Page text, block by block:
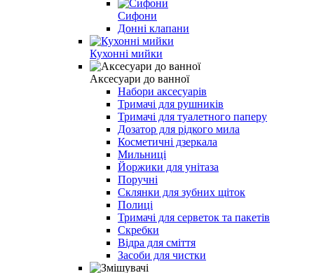
Сифони
Донні клапани
Кухонні мийки
Аксесуари до ванної
Набори аксесуарів
Тримачі для рушників
Тримачі для туалетного паперу
Дозатор для рідкого мила
Косметичні дзеркала
Мильниці
Йоржики для унітаза
Поручні
Склянки для зубних щіток
Полиці
Тримачі для серветок та пакетів
Скребки
Відра для сміття
Засоби для чистки